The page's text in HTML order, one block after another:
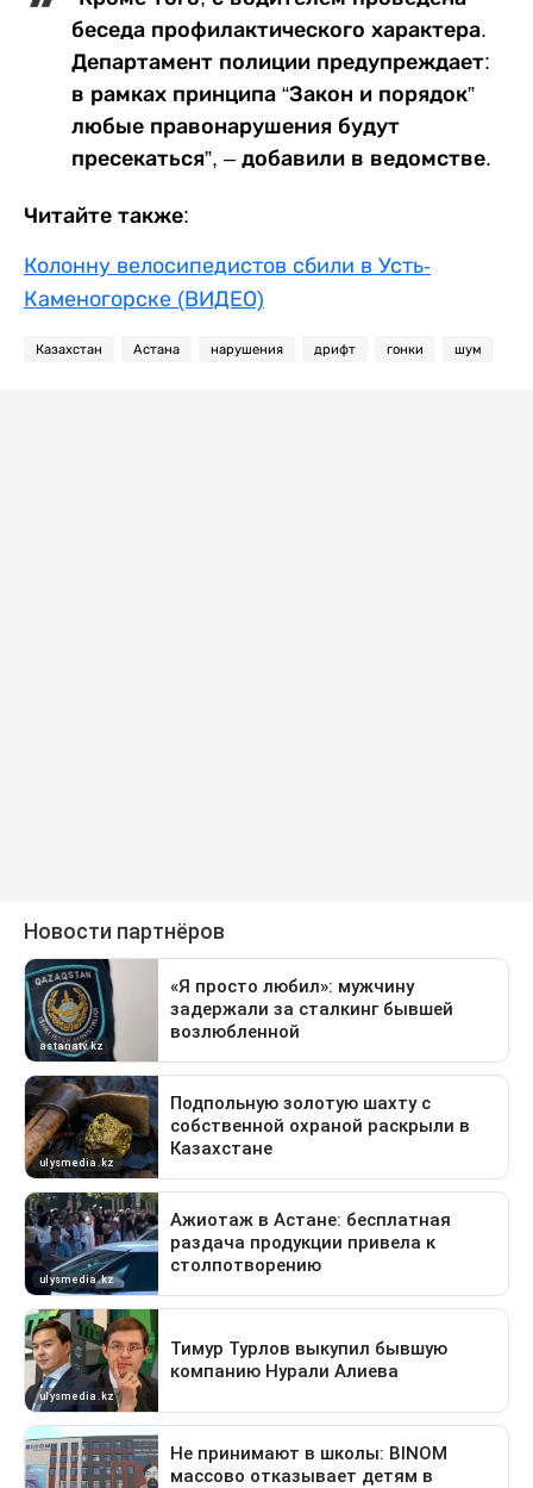
беседа профилактического характера.
Департамент полиции предупреждает:
в рамках принципа “Закон и порядок”
любые правонарушения будут
пресекаться”, – добавили в ведомстве.
Читайте также:
Колонну велосипедистов сбили в Усть-
Каменогорске (ВИДЕО)
Казахстан Астана нарушения дрифт гонки шум